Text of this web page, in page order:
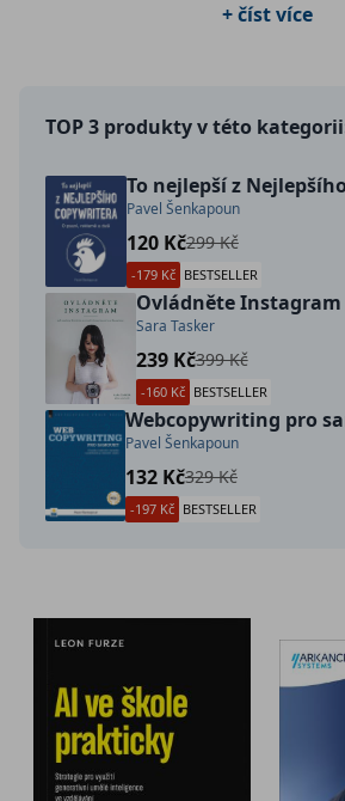
+ číst více
TOP 3 produkty v této
Pavel Šenkapoun
120 Kč299 Kč
-179 Kč BESTSELLER
Ovládněte Instagram
Sara Tasker
239 Kč399 Kč
-160 Kč BESTSELLER
Webcopywriting pro
Pavel Šenkapoun
132 Kč329 Kč
-197 Kč BESTSELLER